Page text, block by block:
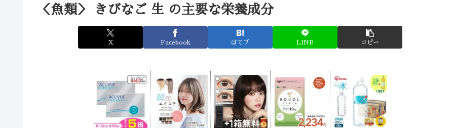
＜魚類＞ きびなご 生 の主要な栄養成分
X Facebook はてブ LINE コピー